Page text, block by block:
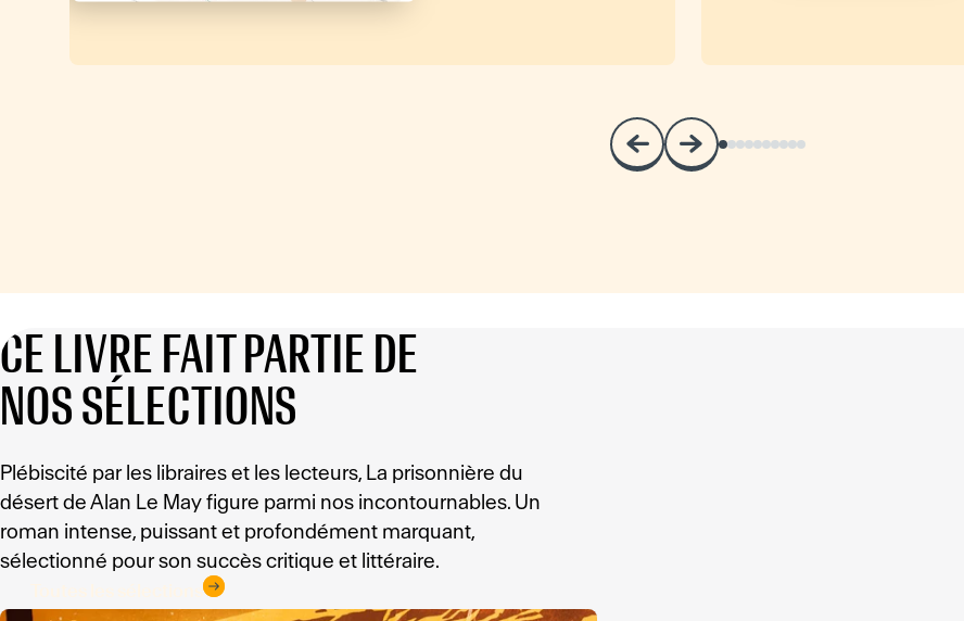
CE LIVRE FAIT PARTIE DE
NOS SÉLECTIONS
Plébiscité par les libraires et les lecteurs, La prisonnière du
désert de Alan Le May figure parmi nos incontournables. Un
roman intense, puissant et profondément marquant,
sélectionné pour son succès critique et littéraire.